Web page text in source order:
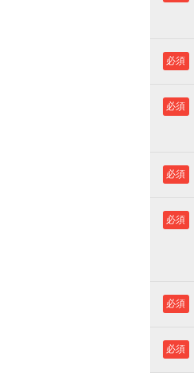
必須
必須
必須
必須
必須
必須